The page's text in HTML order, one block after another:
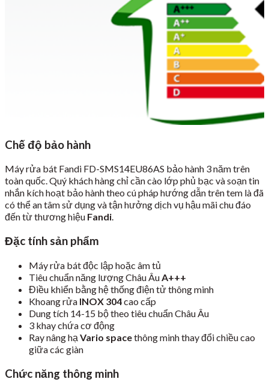
Chế độ bảo hành
Máy rửa bát Fandi FD-SMS14EU86AS bảo hành 3 năm trên
toàn quốc. Quý khách hàng chỉ cần cào lớp phủ bạc và soạn tin
nhắn kích hoạt bảo hành theo cú pháp hướng dẫn trên tem là đã
có thể an tâm sử dụng và tận hưởng dịch vụ hậu mãi chu đáo
đến từ thương hiệu Fandi.
Đặc tính sản phẩm
Máy rửa bát độc lập hoặc âm tủ
Tiêu chuẩn năng lượng Châu ÂuA+++
Điều khiển bằng hệ thống điện tử thông minh
Khoang rửa INOX 304cao cấp
Dung tích 14-15 bộ theo tiêu chuẩn Châu Âu
3 khay chứa cơ động
Ray nâng hạ Vario spacethông minh thay đổi chiều cao
giữa các giàn
Chức năng thông minh